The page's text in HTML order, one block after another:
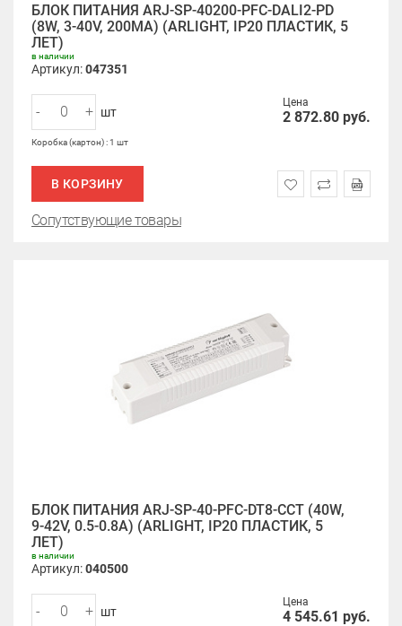
БЛОК ПИТАНИЯ ARJ-SP-40200-PFC-DALI2-PD
(8W, 3-40V, 200MA) (ARLIGHT, IP20 ПЛАСТИК, 5
ЛЕТ)
в наличии
Артикул:047351
Цена
2 872.80 руб.
- + шт
Коробка (картон) : 1 шт
В КОРЗИНУ
Сопутствующие товары
БЛОК ПИТАНИЯ ARJ-SP-40-PFC-DT8-CCT (40W,
9-42V, 0.5-0.8A) (ARLIGHT, IP20 ПЛАСТИК, 5
ЛЕТ)
в наличии
Артикул:040500
Цена
4 545.61 руб.
- + шт